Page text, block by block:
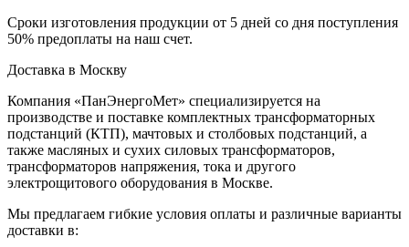
Сроки изготовления продукции от 5 дней со дня поступления
50% предоплаты на наш счет.
Доставка в Москву
Компания «ПанЭнергоМет» специализируется на
производстве и поставке комплектных трансформаторных
подстанций (КТП), мачтовых и столбовых подстанций, а
также масляных и сухих силовых трансформаторов,
трансформаторов напряжения, тока и другого
электрощитового оборудования в Москве.
Мы предлагаем гибкие условия оплаты и различные варианты
доставки в: